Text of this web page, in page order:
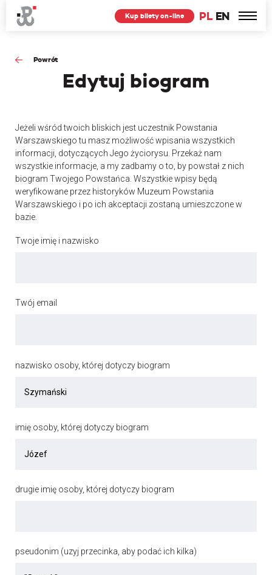
PL EN
Kup bilety on-line
Powrót
Edytuj biogram
Jeżeli wśród twoich bliskich jest uczestnik Powstania
Warszawskiego tu masz możliwość wpisania wszystkich
informacji, dotyczących Jego życiorysu. Przekaż nam
wszystkie informacje, a my zadbamy o to, by powstał z nich
biogram Twojego Powstańca. Wszystkie wpisy będą
weryfikowane przez historyków Muzeum Powstania
Warszawskiego i po ich akceptacji zostaną umieszczone w
bazie.
Twoje imię i nazwisko
Twój email
nazwisko osoby, której dotyczy biogram
imię osoby, której dotyczy biogram
drugie imię osoby, której dotyczy biogram
pseudonim (uzyj przecinka, aby podać ich kilka)